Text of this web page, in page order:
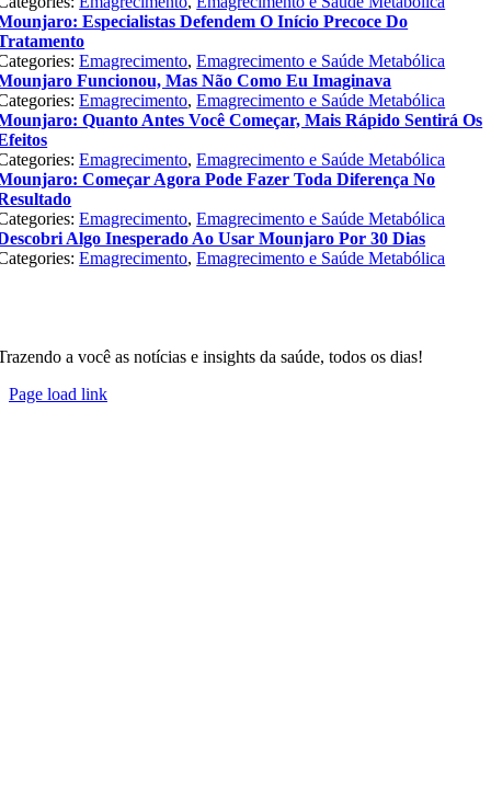
Especialistas Defendem O Início Precoce Do
Emagrecimento,Emagrecimento e Saúde Metabólica
Funcionou, Mas Não Como Eu Imaginava
Emagrecimento,Emagrecimento e Saúde Metabólica
Quanto Antes Você Começar, Mais Rápido Sentirá Os
Emagrecimento,Emagrecimento e Saúde Metabólica
Começar Agora Pode Fazer Toda Diferença No
Emagrecimento,Emagrecimento e Saúde Metabólica
Algo Inesperado Ao Usar Mounjaro Por 30 Dias
Emagrecimento,Emagrecimento e Saúde Metabólica
a você as notícias e insights da saúde, todos os dias!
Page load link